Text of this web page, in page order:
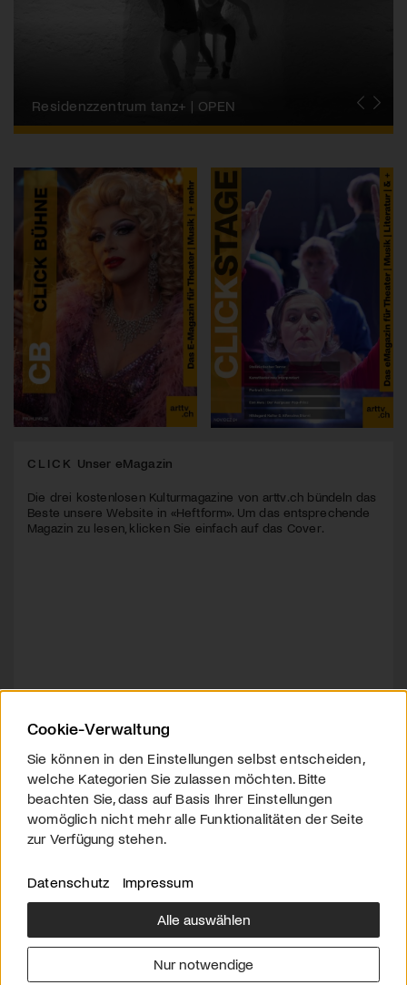
Migros-Kulturprozent | Tanzfestival Steps
Residenzzentrum tanz+ | OPEN
Tanzszene Schweiz
CLICK Unser eMagazin
Die drei kostenlosen Kulturmagazine von arttv.ch bündeln das
Beste unsere Website in «Heftform». Um das entsprechende
Magazin zu lesen, klicken Sie einfach auf das Cover.
Über uns
Downloads
Werben
Impressum
Cookie-Verwaltung
Sie können in den Einstellungen selbst entscheiden,
welche Kategorien Sie zulassen möchten. Bitte
beachten Sie, dass auf Basis Ihrer Einstellungen
womöglich nicht mehr alle Funktionalitäten der Seite
zur Verfügung stehen.
Datenschutz Impressum
Alle auswählen
Nur notwendige